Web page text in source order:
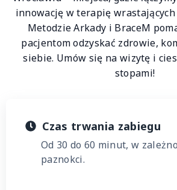
innowację w terapię
Metodzie Arkady i BraceM
pacjentom odzyskać zdrowie,
siebie. Umów się na wizytę i
stopami!
Czas trwania zabiegu
Od 30 do 60 minut, w
paznokci.